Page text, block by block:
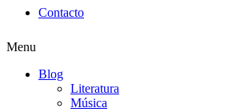
Contacto
Menu
Blog
Literatura
Música